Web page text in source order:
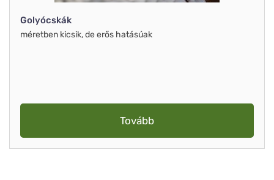
Golyócskák
méretben kicsik, de erős hatásúak
Tovább